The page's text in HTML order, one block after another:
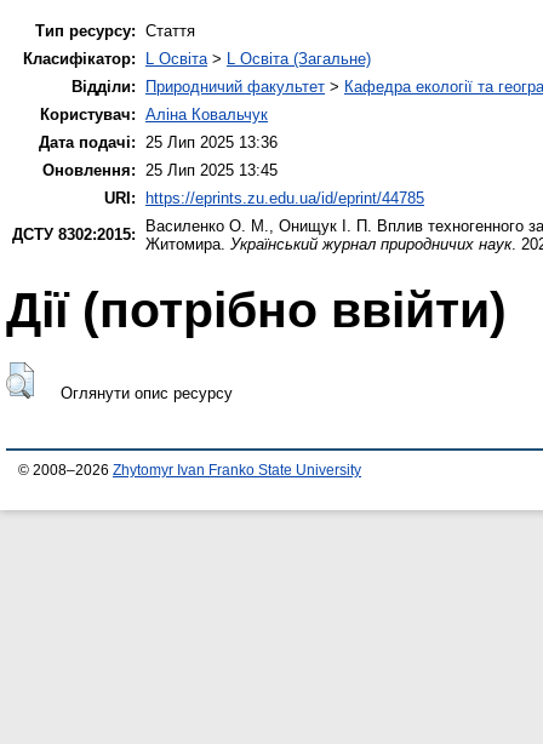
Тип ресурсу: Стаття
Класифікатор:
L Освіта > L Освіта (Загальне)
Відділи:
Природничий факультет > Кафедра екології та
Користувач: Аліна Ковальчук
Дата подачі:
25 Лип 2025 13:36
Оновлення:
25 Лип 2025 13:45
URI: https://eprints.zu.edu.ua/id/eprint/44785
ДСТУ 8302:2015:
Василенко О. М. Онищук І. П. Вплив техногенного
Житомира. Український журнал природничих наук.
Дії ​​(потрібно ввійти)
Оглянути опис ресурсу
© 2008–2026 Zhytomyr Ivan Franko State University